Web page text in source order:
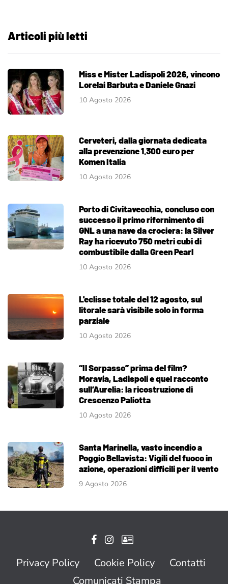
Articoli più letti
Miss e Mister Ladispoli 2026, vincono
Lorelai Barbuta e Daniele Gnazi
10 Agosto 2026
Cerveteri, dalla giornata dedicata
alla prevenzione 1.300 euro per
Komen Italia
10 Agosto 2026
Porto di Civitavecchia, concluso con
successo il primo rifornimento di
GNL a una nave da crociera: la Silver
Ray ha ricevuto 750 metri cubi di
combustibile dalla Green Pearl
10 Agosto 2026
L'eclisse totale del 12 agosto, sul
litorale sarà visibile solo in forma
parziale
10 Agosto 2026
“Il Sorpasso” prima del film?
Moravia, Ladispoli e quel racconto
sull’Aurelia: la ricostruzione di
Crescenzo Paliotta
10 Agosto 2026
Santa Marinella, vasto incendio a
Poggio Bellavista: Vigili del fuoco in
azione, operazioni difficili per il vento
9 Agosto 2026
Privacy Policy Cookie Policy
Contatti
Comunicati Stampa